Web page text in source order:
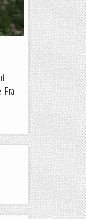
Fra